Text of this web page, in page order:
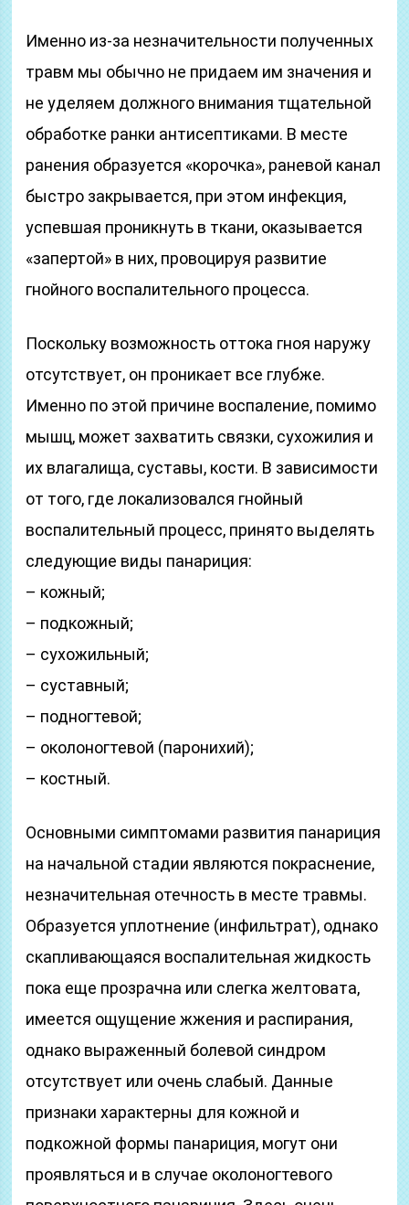
Именно из-за незначительности полученных
травм мы обычно не придаем им значения и
не уделяем должного внимания тщательной
обработке ранки антисептиками. В месте
ранения образуется «корочка», раневой канал
быстро закрывается, при этом инфекция,
успевшая проникнуть в ткани, оказывается
«запертой» в них, провоцируя развитие
гнойного воспалительного процесса.
Поскольку возможность оттока гноя наружу
отсутствует, он проникает все глубже.
Именно по этой причине воспаление, помимо
мышц, может захватить связки, сухожилия и
их влагалища, суставы, кости. В зависимости
от того, где локализовался гнойный
воспалительный процесс, принято выделять
следующие виды панариция:
– кожный;
– подкожный;
– сухожильный;
– суставный;
– подногтевой;
– околоногтевой (паронихий);
– костный.
Основными симптомами развития панариция
на начальной стадии являются покраснение,
незначительная отечность в месте травмы.
Образуется уплотнение (инфильтрат), однако
скапливающаяся воспалительная жидкость
пока еще прозрачна или слегка желтовата,
имеется ощущение жжения и распирания,
однако выраженный болевой синдром
отсутствует или очень слабый. Данные
признаки характерны для кожной и
подкожной формы панариция, могут они
проявляться и в случае околоногтевого